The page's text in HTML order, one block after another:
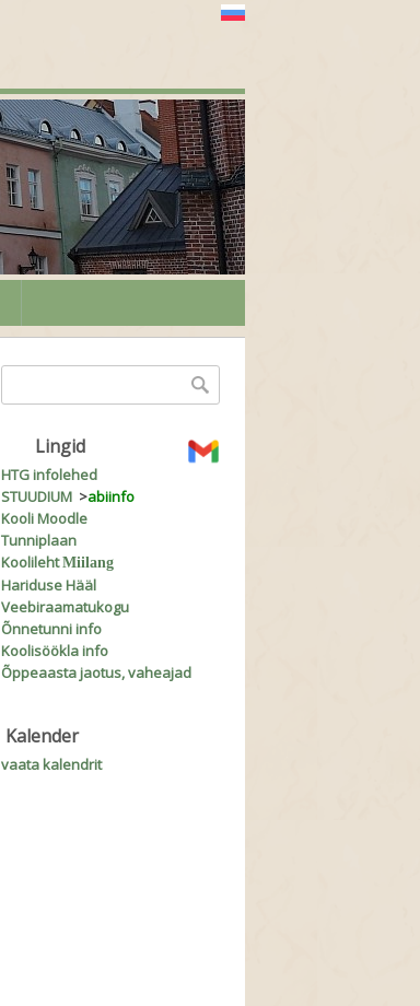
Otsinguvorm
Lingid
HTG infolehed
STUUDIUM >abiinfo
Kooli Moodle
Tunniplaan
KoolilehtMiilang
Hariduse Hääl
Veebiraamatukogu
Õnnetunni info
Koolisöökla info
Õppeaasta jaotus, vaheajad
Kalender
vaata kalendrit